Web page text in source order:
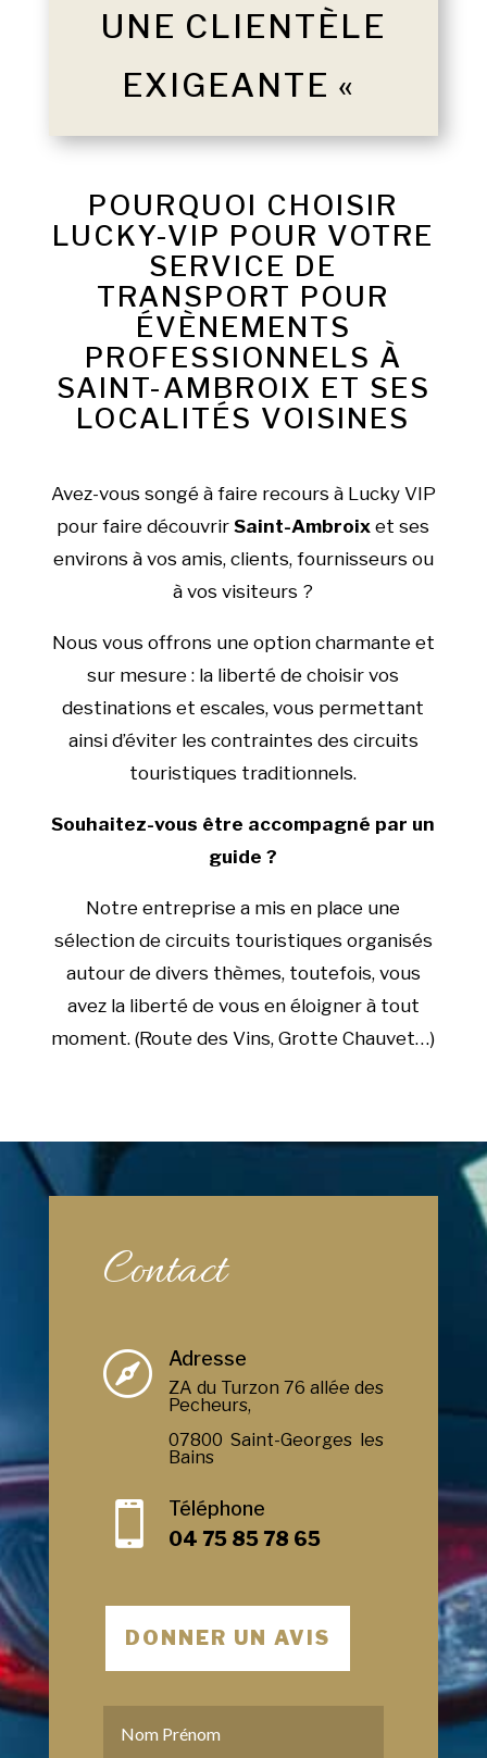
UNE CLIENTÈLE
EXIGEANTE «
POURQUOI CHOISIR
LUCKY-VIP POUR VOTRE
SERVICE DE
TRANSPORT POUR
ÉVÈNEMENTS
PROFESSIONNELS À
SAINT-AMBROIX ET SES
LOCALITÉS VOISINES
Avez-vous songé à faire recours à Lucky VIP
pour faire découvrirSaint-Ambroix et ses
environs à vos amis, clients, fournisseurs ou
à vos visiteurs ?
Nous vous offrons une option charmante et
sur mesure : la liberté de choisir vos
destinations et escales, vous permettant
ainsi d’éviter les contraintes des circuits
touristiques traditionnels.
Souhaitez-vous être accompagné par un
guide ?
Notre entreprise a mis en place une
sélection de circuits touristiques organisés
autour de divers thèmes, toutefois, vous
avez la liberté de vous en éloigner à tout
moment. (Route des Vins, Grotte Chauvet…)
Contact
 Adresse
ZA du Turzon 76 allée des
Pecheurs,
07800 Saint-Georges les
Bains

Téléphone
04 75 85 78 65
DONNER UN AVIS